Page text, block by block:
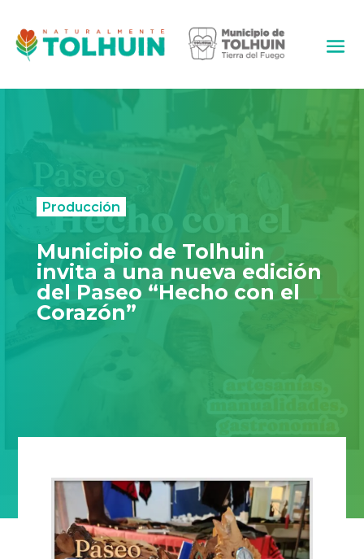
Producción
Municipio de Tolhuin
invita a una nueva edición
del Paseo “Hecho con el
Corazón”